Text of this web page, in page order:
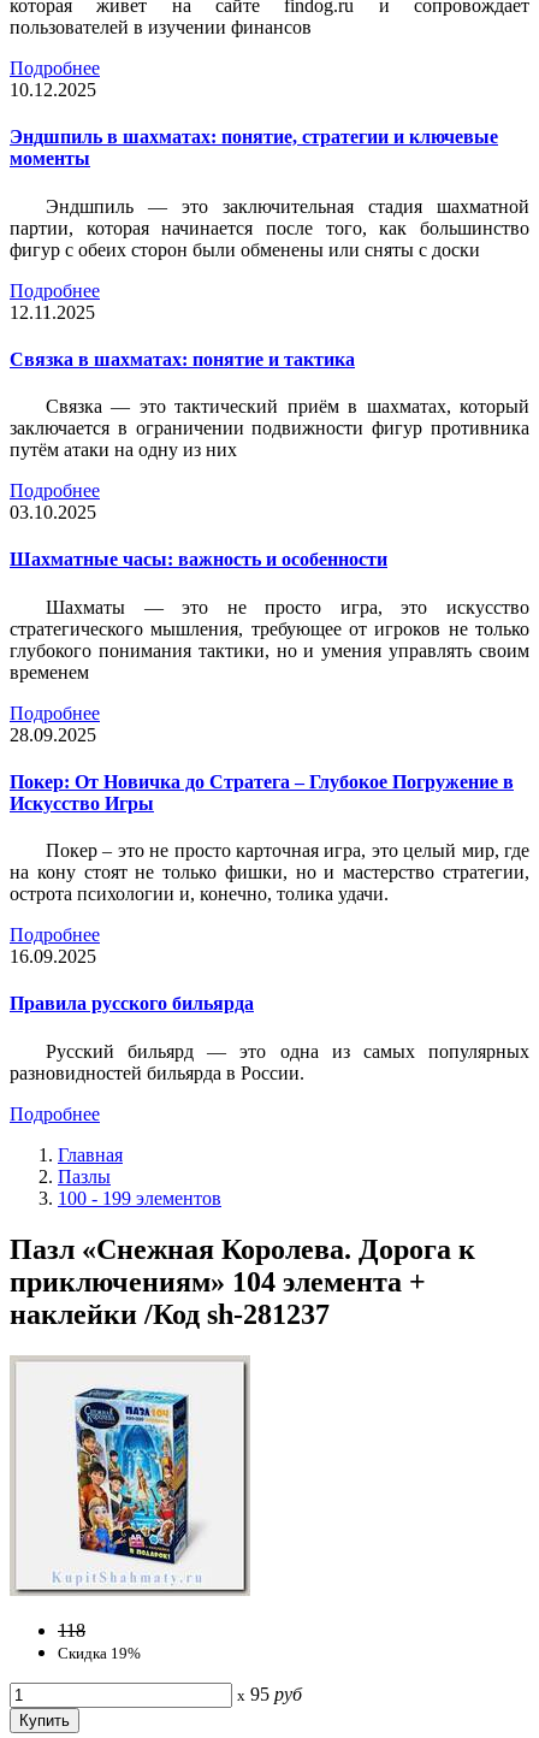
которая живет на сайте findog.ru и сопровождает
пользователей в изучении финансов
Подробнее
10.12.2025
Эндшпиль в шахматах: понятие, стратегии и ключевые
моменты
Эндшпиль — это заключительная стадия шахматной
партии, которая начинается после того, как большинство
фигур с обеих сторон были обменены или сняты с доски
Подробнее
12.11.2025
Связка в шахматах: понятие и тактика
Связка — это тактический приём в шахматах, который
заключается в ограничении подвижности фигур противника
путём атаки на одну из них
Подробнее
03.10.2025
Шахматные часы: важность и особенности
Шахматы — это не просто игра, это искусство
стратегического мышления, требующее от игроков не только
глубокого понимания тактики, но и умения управлять своим
временем
Подробнее
28.09.2025
Покер: От Новичка до Стратега – Глубокое Погружение в
Искусство Игры
Покер – это не просто карточная игра, это целый мир, где
на кону стоят не только фишки, но и мастерство стратегии,
острота психологии и, конечно, толика удачи.
Подробнее
16.09.2025
Правила русского бильярда
Русский бильярд — это одна из самых популярных
разновидностей бильярда в России.
Подробнее
Главная
Пазлы
100 - 199 элементов
Пазл «Снежная Королева. Дорога к
приключениям» 104 элемента +
наклейки /Код sh-281237
118
Скидка 19%
x 95 руб